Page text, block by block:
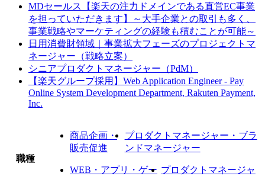
MDセールス【楽天の注力ドメインである直営EC事業
を担っていただきます】～大手企業との取引も多く、
事業戦略やマーケティングの経験も積むことが可能～
日用消費財領域｜事業拡大フェーズのプロジェクトマ
ネージャー（戦略立案）
シニアプロダクトマネージャー（PdM）
【楽天グループ採用】Web Application Engineer - Pay
Online System Development Department, Rakuten Payment,
Inc.
職種
商品企画・
販売促進
プロダクトマネージャー・ブラ
ンドマネージャー
WEB・アプリ・ゲー プロダクトマネージャ